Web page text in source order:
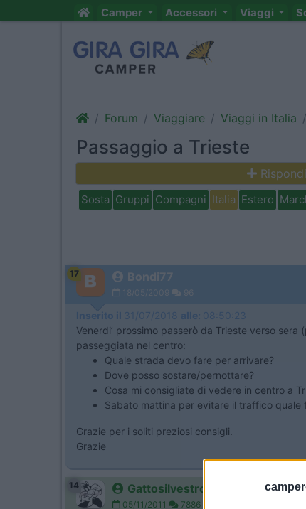
Camper Accessori Viaggi
Forum Viaggiare Viaggi in Italia
Passaggio a Trieste
Rispondi
Sosta Gruppi Compagni Italia Estero
17 Bondi77
18/05/2009 96
Inserito il 31/07/2018 alle: 08:50:23
Venerdi’ prossimo passerò da Trieste verso
passeggiata nel centro:
Quale strada devo fare per arrivare?
Dove posso sostare/pernottare?
Cosa mi consigliate di vedere in centro a
Sabato mattina per evitare il traffico quale
Grazie per i soliti preziosi consigli.
Grazie
14 Gattosilvestro
05/11/2011 7886